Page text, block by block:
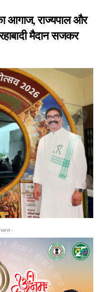
आगाज, राज्यपाल और
मैदान सजकर
-